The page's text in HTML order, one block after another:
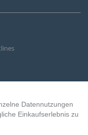
Vorkasse
Datennutzungen
Einkaufserlebnis zu